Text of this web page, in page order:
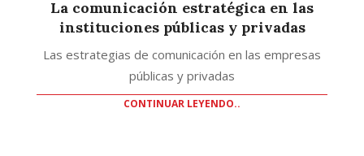
La comunicación estratégica en las
instituciones públicas y privadas
Las estrategias de comunicación en las empresas
públicas y privadas
CONTINUAR LEYENDO..